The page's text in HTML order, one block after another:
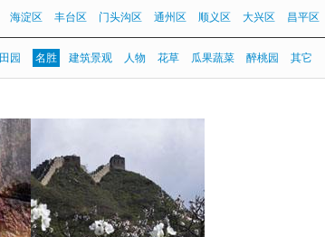
海淀区 丰台区 门头沟区 通州区 顺义区 大兴区 昌平区
田园 名胜 建筑景观 人物 花草 瓜果蔬菜 醉桃园 其它